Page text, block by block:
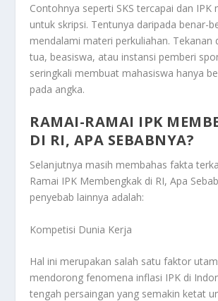
Contohnya seperti SKS tercapai dan IPK
untuk skripsi. Tentunya daripada benar-
mendalami materi perkuliahan. Tekanan
tua, beasiswa, atau instansi pemberi
seringkali membuat mahasiswa hanya
pada angka.
RAMAI-RAMAI IPK
DI RI, APA SEBABNYA?
Selanjutnya masih membahas fakta
Ramai IPK Membengkak di RI, Apa
penyebab lainnya adalah:
Kompetisi Dunia Kerja
Hal ini merupakan salah satu faktor
mendorong fenomena inflasi IPK di
tengah persaingan yang semakin ketat